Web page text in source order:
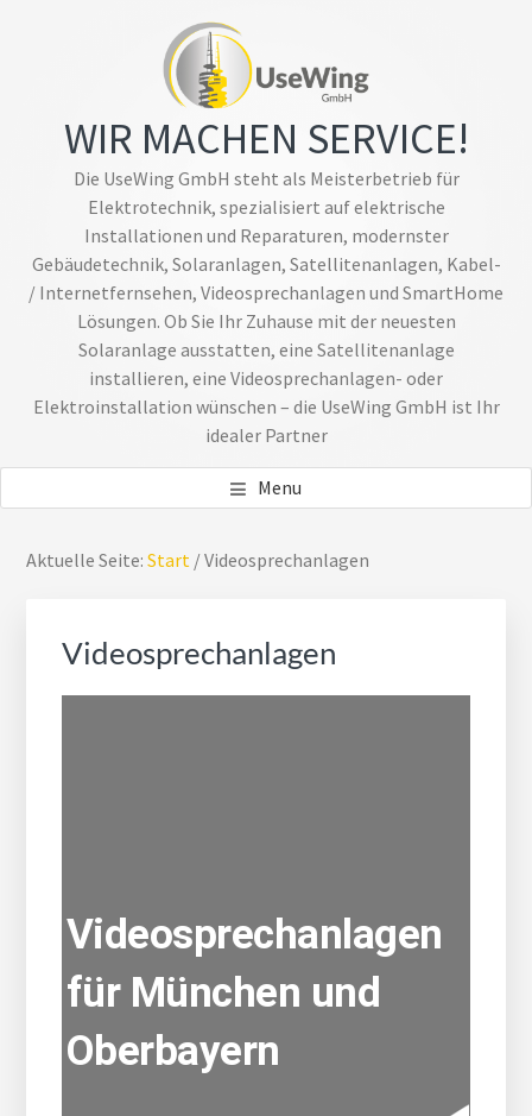
WIR MACHEN SERVICE!
Die UseWing GmbH steht als Meisterbetrieb für
Elektrotechnik, spezialisiert auf elektrische
Installationen und Reparaturen, modernster
Gebäudetechnik, Solaranlagen, Satellitenanlagen, Kabel-
/ Internetfernsehen, Videosprechanlagen und SmartHome
Lösungen. Ob Sie Ihr Zuhause mit der neuesten
Solaranlage ausstatten, eine Satellitenanlage
installieren, eine Videosprechanlagen- oder
Elektroinstallation wünschen – die UseWing GmbH ist Ihr
idealer Partner
Menu
Aktuelle Seite:Start /Videosprechanlagen
Videosprechanlagen
Videosprechanlagen
für München und
Oberbayern